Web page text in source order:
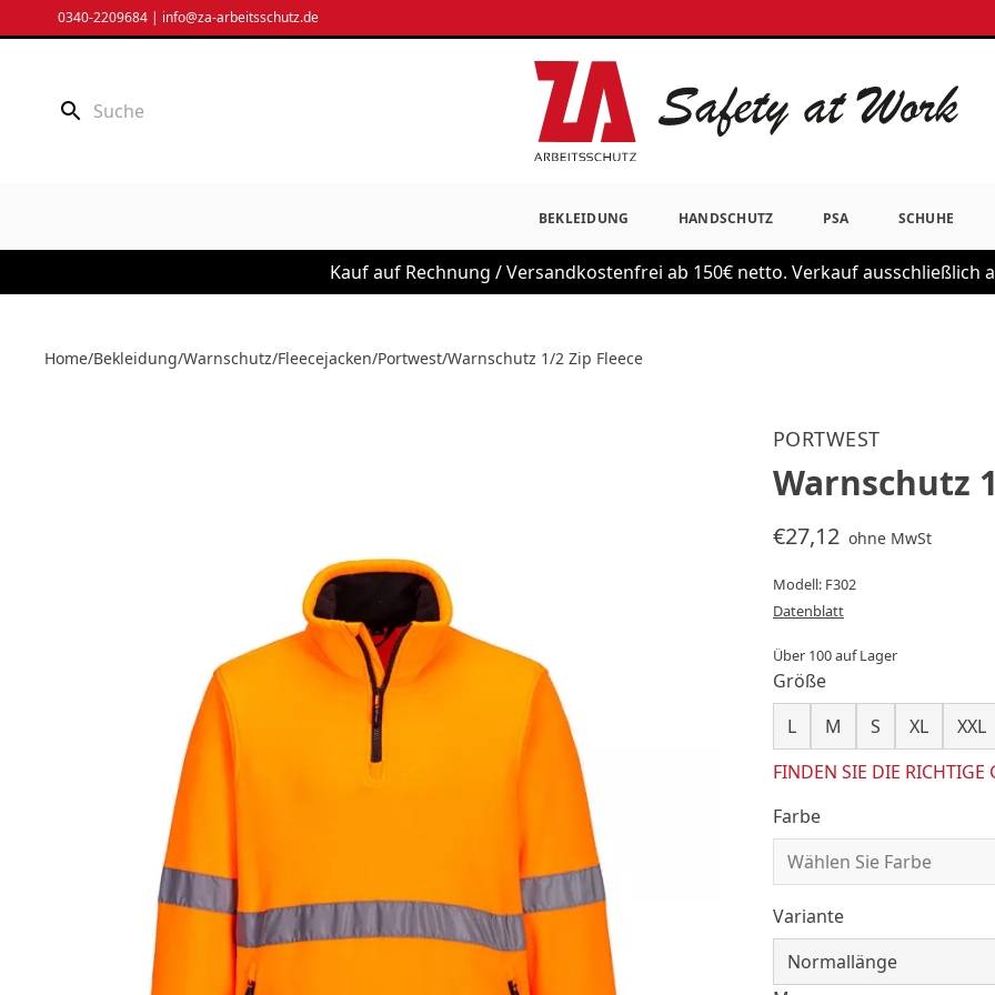
Inhalt
0340-2209684 | info@za-arbeitsschutz.de
BEKLEIDUNG HANDSCHUTZ PSA SCHUHE
Kauf auf Rechnung / Versandkostenfrei ab 150€ netto. Verkauf ausschließlich
Home/Bekleidung/Warnschutz/Fleecejacken/Portwest/Warnschutz 1/2 Zip Fleece
PORTWEST
Warnschutz
€27,12 ohne MwSt
Modell: F302
Datenblatt
Über 100 auf Lager
Größe
L
M S XL XXL
FINDEN SIE DIE RICHTIGE
Farbe
Variante